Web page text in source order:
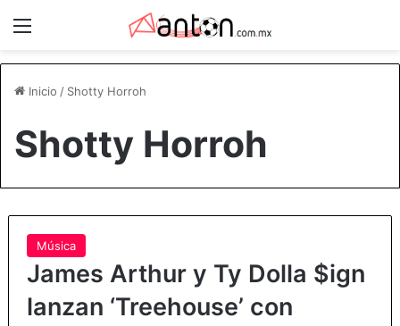
Inicio / Shotty Horroh
Shotty Horroh
Música
James Arthur y Ty Dolla $ign
lanzan ‘Treehouse’ con